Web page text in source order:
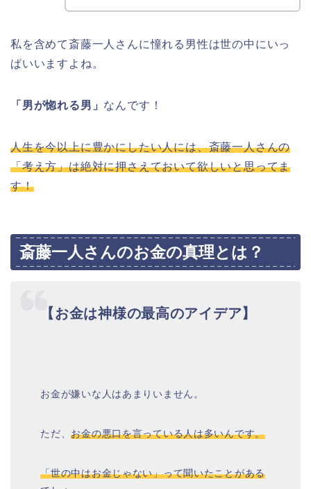
私を含めて斎藤一人さんに憧れる男性は世の中にいっ
ぱいいますよね。
「男が惚れる男」 なんです！
人生を今以上に豊かにしたい人には、斎藤一人さんの
「考え方」は絶対に押さえておいて欲しいと思ってま
す！
斎藤一人さんのお金の真理とは？
【お金は神様の最高のアイデア】
お金が嫌いな人はあまりいません。
ただ、お金の悪口を言っている人は多いんです。
「世の中はお金じゃない」って聞いたことがある